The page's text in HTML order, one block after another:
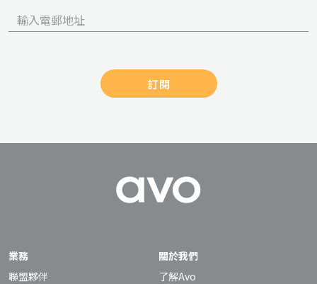
訂閱
業務
聯盟夥伴
關於我們
了解Avo